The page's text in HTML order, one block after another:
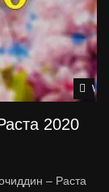
2020
– Раста